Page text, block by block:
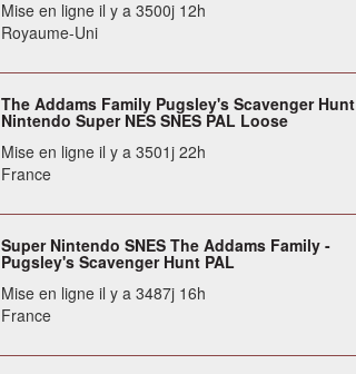
Mise en ligne il y a 3500j 12h
Royaume-Uni
The Addams Family Pugsley's Scavenger Hunt
Nintendo Super NES SNES PAL Loose
Mise en ligne il y a 3501j 22h
France
Super Nintendo SNES The Addams Family -
Pugsley's Scavenger Hunt PAL
Mise en ligne il y a 3487j 16h
France